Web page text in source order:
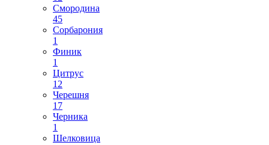
Смородина
45
Сорбарония
1
Финик
1
Цитрус
12
Черешня
17
Черника
1
Шелковица